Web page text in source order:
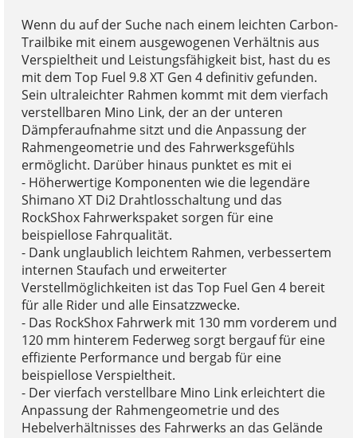
Wenn du auf der Suche nach einem leichten Carbon-
Trailbike mit einem ausgewogenen Verhältnis aus
Verspieltheit und Leistungsfähigkeit bist, hast du es
mit dem Top Fuel 9.8 XT Gen 4 definitiv gefunden.
Sein ultraleichter Rahmen kommt mit dem vierfach
verstellbaren Mino Link, der an der unteren
Dämpferaufnahme sitzt und die Anpassung der
Rahmengeometrie und des Fahrwerksgefühls
ermöglicht. Darüber hinaus punktet es mit ei
- Höherwertige Komponenten wie die legendäre
Shimano XT Di2 Drahtlosschaltung und das
RockShox Fahrwerkspaket sorgen für eine
beispiellose Fahrqualität.
- Dank unglaublich leichtem Rahmen, verbessertem
internen Staufach und erweiterter
Verstellmöglichkeiten ist das Top Fuel Gen 4 bereit
für alle Rider und alle Einsatzzwecke.
- Das RockShox Fahrwerk mit 130 mm vorderem und
120 mm hinterem Federweg sorgt bergauf für eine
effiziente Performance und bergab für eine
beispiellose Verspieltheit.
- Der vierfach verstellbare Mino Link erleichtert die
Anpassung der Rahmengeometrie und des
Hebelverhältnisses des Fahrwerks an das Gelände